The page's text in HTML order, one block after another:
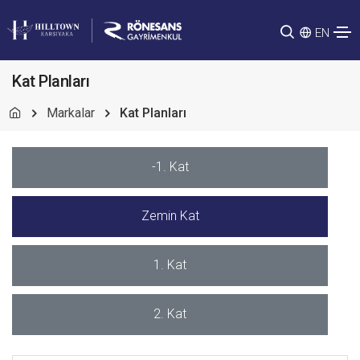
EN
Kat Planları
Markalar Kat Planları
-1. Kat
Zemin Kat
1. Kat
2. Kat